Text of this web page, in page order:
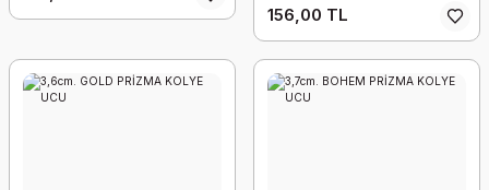
156,00 TL